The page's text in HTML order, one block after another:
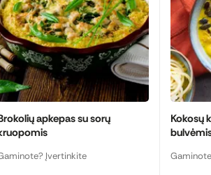
apkepas su sorų
Įvertinkite
Kokosų